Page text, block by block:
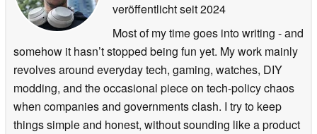
veröffentlichtseit 2024
Most of my time goes into writing - and
somehow it hasn’t stopped being fun yet. My work mainly
revolves around everyday tech, gaming, watches, DIY
modding, and the occasional piece on tech-policy chaos
when companies and governments clash. I try to keep
things simple and honest, without sounding like a product